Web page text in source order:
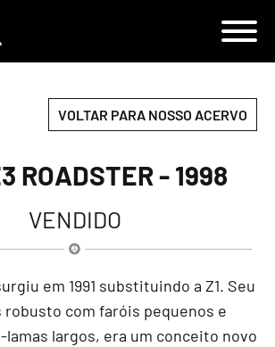
VOLTAR PARA NOSSO ACERVO
ROADSTER - 1998
VENDIDO
em 1991 substituindo a Z1. Seu
robusto com faróis pequenos e
lamas largos, era um conceito novo